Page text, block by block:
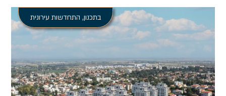
בתכנון, התחדשות עירונית